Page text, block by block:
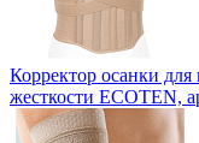
Корректор осанки
жесткости ECOTEN,